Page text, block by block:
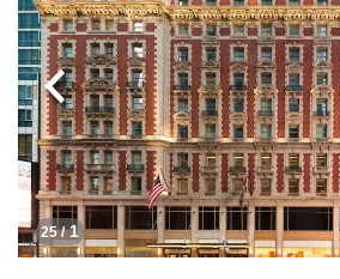
1
/ 25
הבא